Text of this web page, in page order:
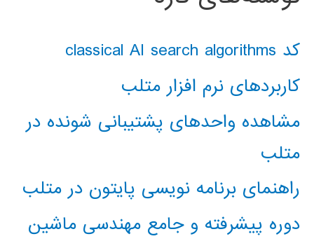
کد classical AI search algorithms
کاربردهای نرم افزار متلب
مشاهده واحدهای پشتیبانی شونده در
متلب
راهنمای برنامه نویسی پایتون در متلب
دوره پیشرفته و جامع مهندسی ماشین